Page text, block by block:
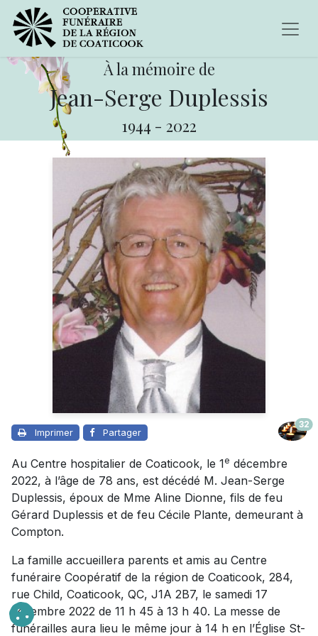
À la mémoire de
Jean-Serge Duplessis
1944 - 2022
Imprimer Partager
32
Au Centre hospitalier de Coaticook, le 1e décembre
2022, à l’âge de 78 ans, est décédé M. Jean-Serge
Duplessis, époux de Mme Aline Dionne, fils de feu
Gérard Duplessis et de feu Cécile Plante, demeurant à
Compton.
La famille accueillera parents et amis au Centre
funéraire Coopératif de la région de Coaticook, 284,
rue Child, Coaticook, QC, J1A 2B7, le samedi 17
décembre 2022 de 11 h 45 à 13 h 40. La messe de
funérailles aura lieu le même jour à 14 h en l’Église St-